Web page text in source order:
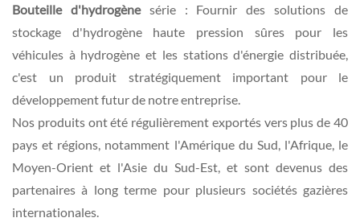
Bouteille d'hydrogènesérie : Fournir des solutions de
stockage d'hydrogène haute pression sûres pour les
véhicules à hydrogène et les stations d'énergie distribuée,
c'est un produit stratégiquement important pour le
développement futur de notre entreprise.
Nos produits ont été régulièrement exportés vers plus de 40
pays et régions, notamment l'Amérique du Sud, l'Afrique, le
Moyen-Orient et l'Asie du Sud-Est, et sont devenus des
partenaires à long terme pour plusieurs sociétés gazières
internationales.